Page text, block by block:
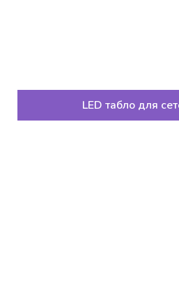
LED табло для